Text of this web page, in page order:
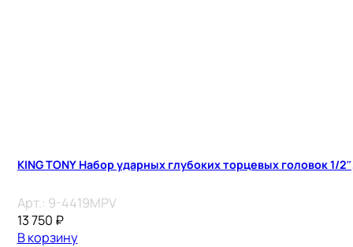
KING TONY Набор ударных глубоких торцевых головок
Арт.: 9-4419MPV
13 750 ₽
В корзину